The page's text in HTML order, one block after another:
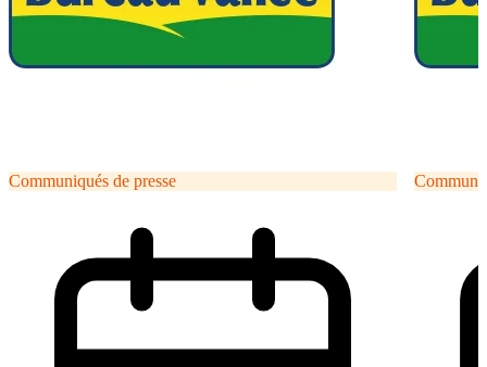
Communiqués de presse